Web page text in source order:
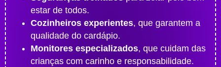
estar de todos.
Cozinheiros experientes, que garantem a
qualidade do cardápio.
Monitores especializados, que cuidam das
crianças com carinho e responsabilidade.